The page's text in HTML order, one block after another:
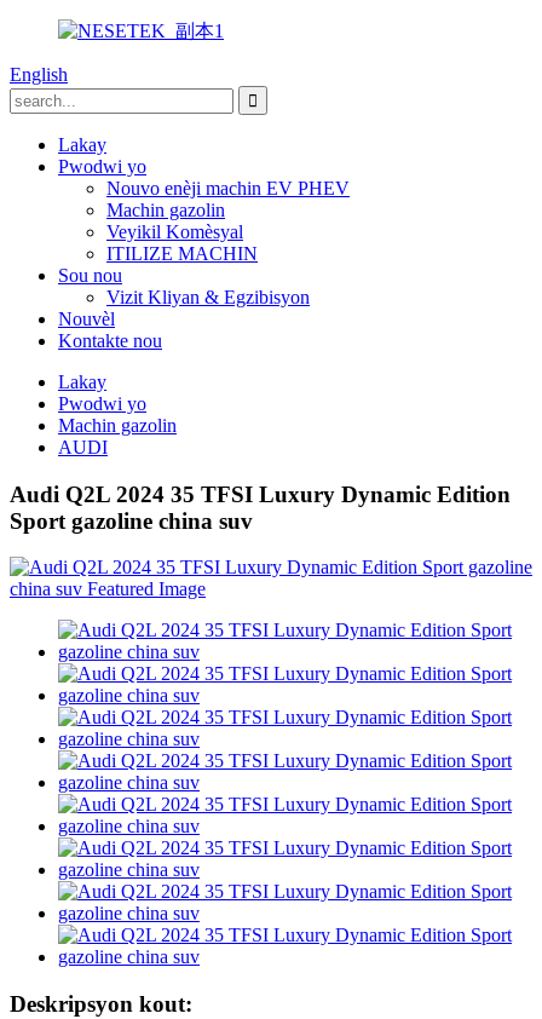
English
Lakay
Pwodwi yo
Nouvo enèji machin EV PHEV
Machin gazolin
Veyikil Komèsyal
ITILIZE MACHIN
Sou nou
Vizit Kliyan & Egzibisyon
Nouvèl
Kontakte nou
Lakay
Pwodwi yo
Machin gazolin
AUDI
Audi Q2L 2024 35 TFSI Luxury Dynamic Edition
Sport gazoline china suv
Deskripsyon kout: